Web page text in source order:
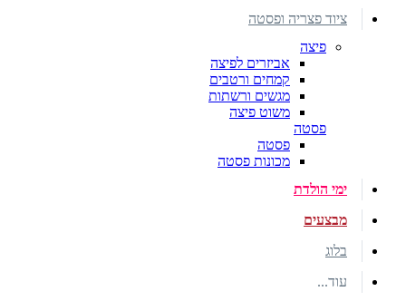
ציוד פצריה ופסטה
פיצה
אביזרים לפיצה
קמחים ורטבים
מגשים ורשתות
משוט פיצה
פסטה
פסטה
מכונות פסטה
ימי הולדת
מבצעים
בלוג
עוד...